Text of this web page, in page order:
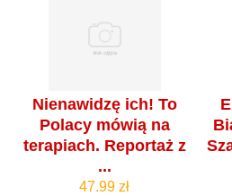
Nienawidzę ich! To
Polacy mówią na
terapiach. Reportaż z
...
47.99 zł